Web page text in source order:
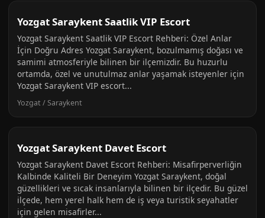
Yozgat Saraykent Saatlik VIP Escort
Yozgat Saraykent Saatlik VIP Escort Rehberi: Özel Anlar
İçin Doğru Adres Yozgat Saraykent, bozulmamış doğası ve
samimi atmosferiyle bilinen bir ilçemizdir. Bu huzurlu
ortamda, özel ve unutulmaz anlar yaşamak isteyenler için
Yozgat Saraykent VIP escort...
Yozgat / Saraykent
Yozgat Saraykent Davet Escort
Yozgat Saraykent Davet Escort Rehberi: Misafirperverliğin
Kalbinde Kaliteli Bir Deneyim Yozgat Saraykent, doğal
güzellikleri ve sıcak insanlarıyla bilinen bir ilçedir. Bu güzel
ilçede, hem yerel halk hem de iş veya turistik seyahatler
için gelen misafirler...